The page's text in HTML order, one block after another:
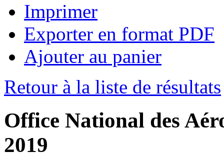
Imprimer
Exporter en format PDF
Ajouter au panier
Retour à la liste de résultats
Office National des
2019